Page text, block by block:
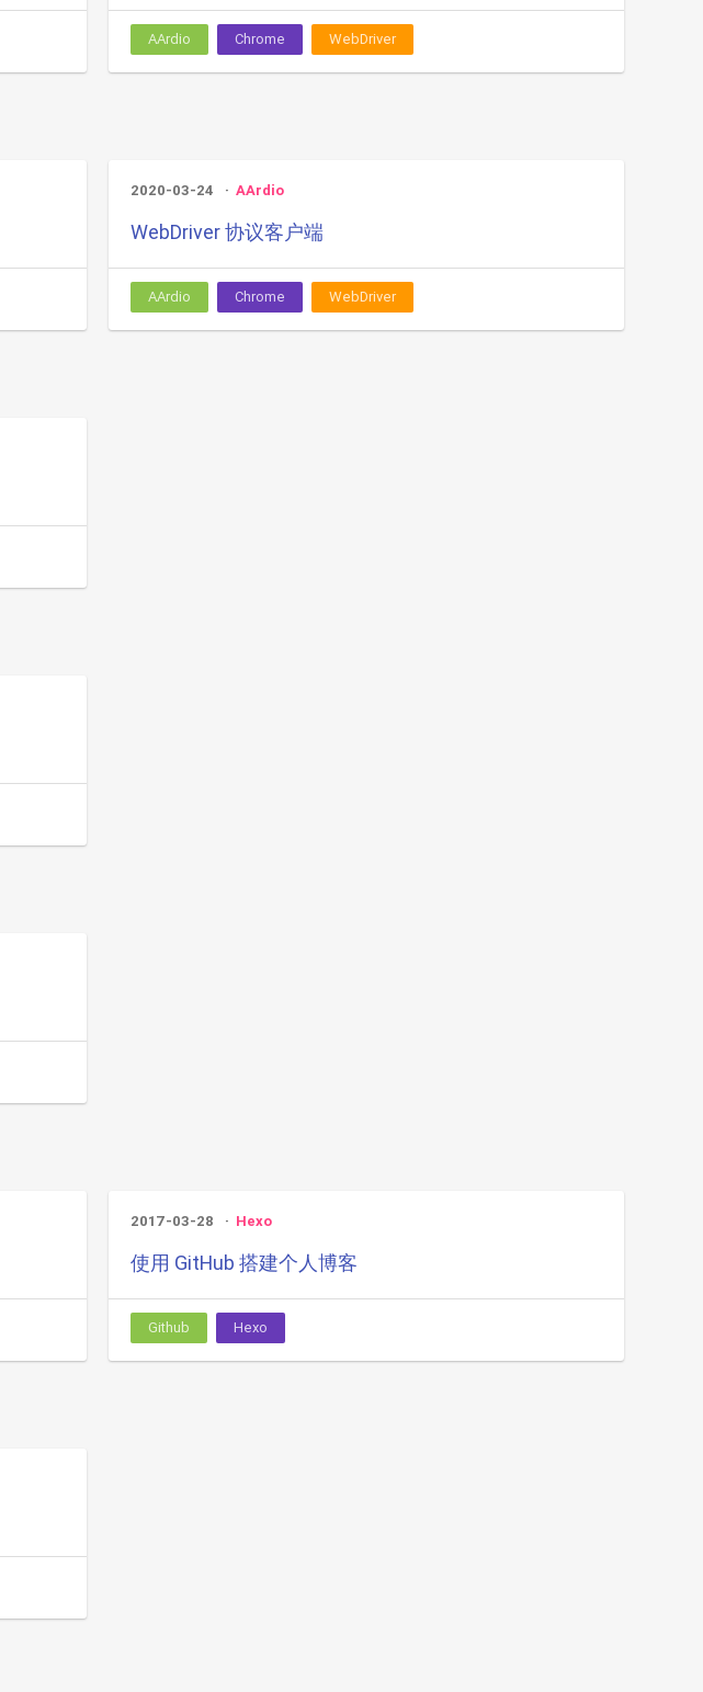
AArdio Chrome WebDriver
2020-03-24 AArdio
WebDriver 协议客户端
AArdio Chrome WebDriver
2017-03-28 Hexo
使用 GitHub 搭建个人博客
Github Hexo